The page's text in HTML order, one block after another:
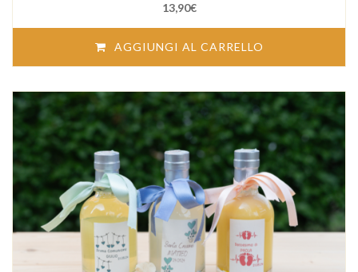
13,90€
AGGIUNGI AL CARRELLO